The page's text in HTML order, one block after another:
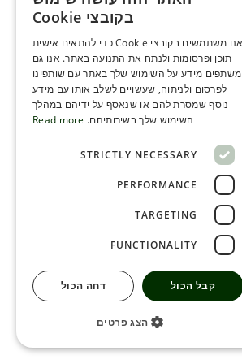
ENGLISH
SERBIA
HEBREW
RUSSIAN
SERBIAN-2
בקובצי Cookie
אנו משתמשים בקובצי Cookie כדי להתאים אישית
תוכן ופרסומות ולנתח את התנועה באתר. אנו גם
משתפים מידע על השימוש שלך באתר עם שותפינו
לפרסום ולניתוח, שעשויים לשלב אותו עם מידע
נוסף שמסרת להם או שנאסף על ידיהם במהלך
השימוש שלך בשירותיהם. Read more
STRICTLY NECESSARY
PERFORMANCE
TARGETING
FUNCTIONALITY
קבל הכול דחה הכול
הצג פרטים